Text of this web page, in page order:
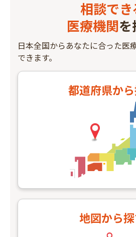
相談でき
医療機関を
日本全国からあなたに合った医
できます。
都道府県か
地図から